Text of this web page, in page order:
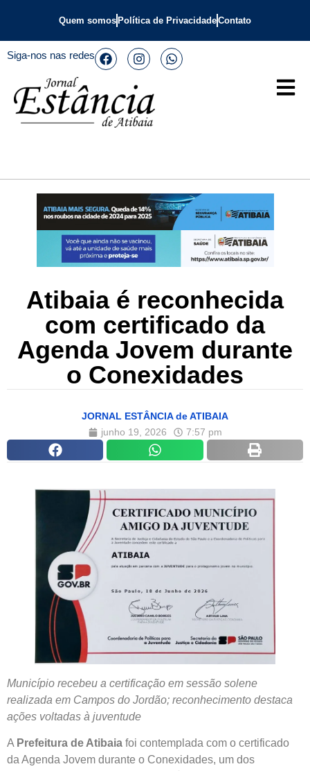
Quem somos Política de PrivacidadeContato
Siga-nos nas redes
Atibaia é reconhecida
com certificado da
Agenda Jovem durante
o Conexidades
JORNAL ESTÂNCIA de ATIBAIA
junho 19, 2026
7:57 pm
Município recebeu a certificação em sessão solene
realizada em Campos do Jordão; reconhecimento destaca
ações voltadas à juventude
A Prefeitura de Atibaia foi contemplada com o certificado
da Agenda Jovem durante o Conexidades, um dos